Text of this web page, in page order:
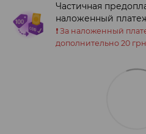
Частичная
наложенный
❗️ За наложенный
дополнительно 20